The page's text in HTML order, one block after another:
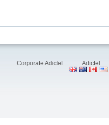
Corporate Adictel Adictel